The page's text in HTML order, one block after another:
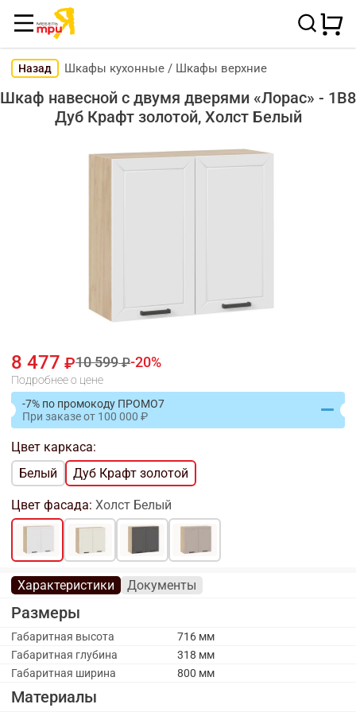
Назад Шкафы кухонные / Шкафы верхние
Шкаф навесной c двумя дверями «Лорас» - 1В8
Дуб Крафт золотой, Холст Белый
8 477 10 599 20
Подробнее о цене
-7% по промокоду ПРОМО7
При заказеот 100 000
Цвет каркаса:
Белый
Дуб Крафт золотой
Цвет фасада: Холст Белый
Характеристики Документы
Размеры
Габаритная высота
716 мм
Габаритная глубина
318 мм
Габаритная ширина
800 мм
Материалы